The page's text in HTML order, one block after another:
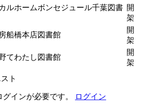
ルホームボンセジュール千葉図書 開
架
船橋本店図書館
開
架
てわたし図書館
開
架
ト
インが必要です。 ログイン